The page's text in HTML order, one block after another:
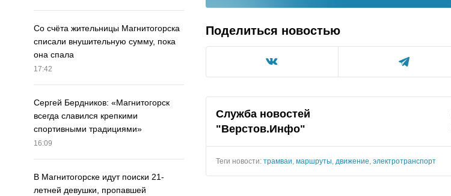
Со счёта жительницы Магнитогорска
списали внушительную сумму, пока
она спала
17:42
Сергей Бердников: «Магнитогорск
всегда славился крепкими
спортивными традициями»
16:09
В Магнитогорске идут поиски 21-
летней девушки, пропавшей
Поделиться новостью
Служба новостей
"Верстов.Инфо"
Теги новости: трамваи маршруты движение электротранспорт